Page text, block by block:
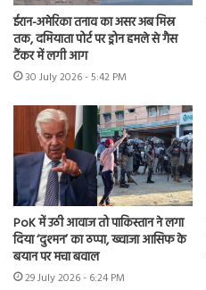
ईरान-अमेरिका तनाव का असर अब मिस्र
तक, दमियाता पोर्ट पर ड्रोन हमले से गैस
टैंकर में लगी आग
30 July 2026 - 5:42 PM
PoK में उठी आवाज तो पाकिस्तान ने लगा
दिया ‘दुश्मन’ का ठप्पा, ख्वाजा आसिफ के
बयान पर मचा बवाल
29 July 2026 - 6:24 PM